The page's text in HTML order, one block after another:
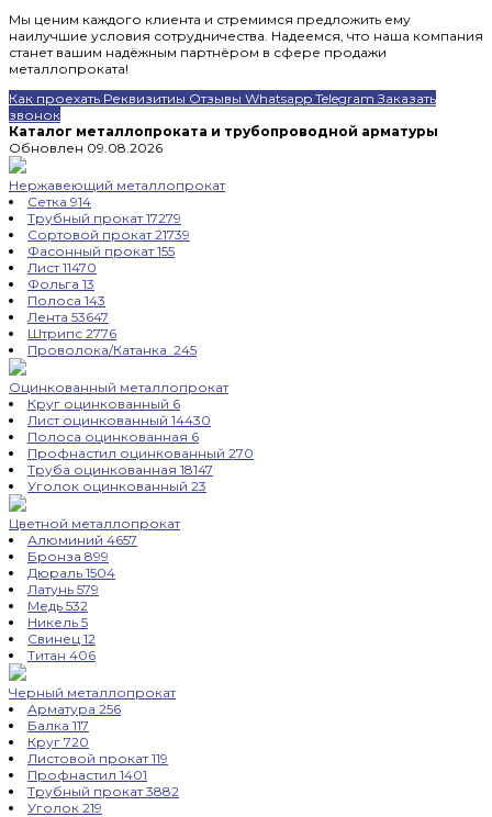
Мы ценим каждого клиента и стремимся предложить ему
наилучшие условия сотрудничества. Надеемся, что наша компания
станет вашим надёжным партнёром в сфере продажи
металлопроката!
Как проехать Реквизитиы Отзывы Whatsapp TelegramЗаказать
звонок
Каталог металлопроката и трубопроводной арматуры
Обновлен 09.08.2026
Нержавеющий металлопрокат
Сетка 914
Трубный прокат17279
Сортовой прокат21739
Фасонный прокат155
Лист11470
Фольга 13
Полоса 143
Лента 53647
Штрипс 2776
Проволока/Катанка 245
Оцинкованный металлопрокат
Круг оцинкованный 6
Лист оцинкованный 14430
Полоса оцинкованная 6
Профнастил оцинкованный 270
Труба оцинкованная 18147
Уголок оцинкованный 23
Цветной металлопрокат
Алюминий 4657
Бронза 899
Дюраль 1504
Латунь 579
Медь 532
Никель 5
Свинец 12
Титан 406
Черный металлопрокат
Арматура 256
Балка 117
Круг 720
Листовой прокат119
Профнастил 1401
Трубный прокат3882
Уголок 219